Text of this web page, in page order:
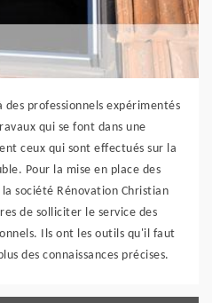
professionnels expérimentés
qui se font dans une
ceux qui sont effectués sur la
Pour la mise en place des
société Rénovation Christian
de solliciter le service des
Ils ont les outils qu'il faut
des connaissances précises.